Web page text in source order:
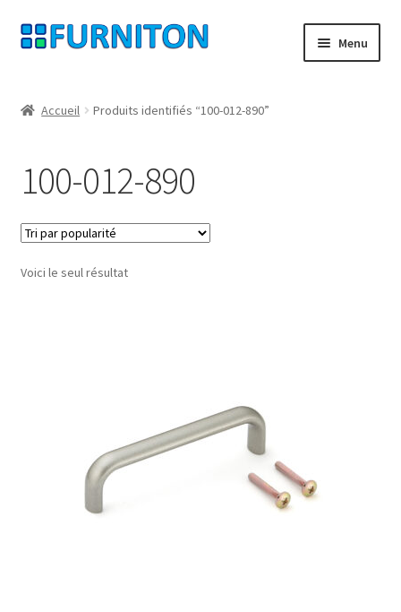
Aller
à
navigation
Aller
au
Menu
Protection des données
Droit de rétractation
Contact
Accueil Produits identifiés “100-012-890”
100-012-890
Voici le seul résultat